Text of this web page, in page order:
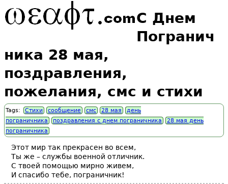
С Днем
Погранич
ника 28 мая,
поздравления,
пожелания, смс и стихи
Tags: Стихи сообщение смс 28 мая
день
пограничника
поздравления с днем пограничника
28 мая день
пограничника
Этот мир так прекрасен во всем,
Ты же – службы военной отличник.
С твоей помощью мирно живем,
И спасибо тебе, пограничник!